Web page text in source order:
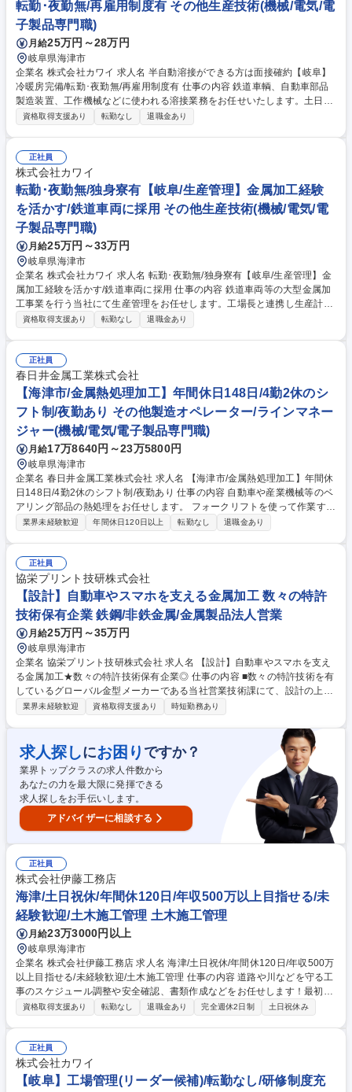
転勤･夜勤無/再雇用制度有 その他生産技術(機械/電気/電
子製品専門職)
月給25万円～28万円
岐阜県海津市
企業名 株式会社カワイ 求人名 半自動溶接ができる方は面接確約【岐阜】
冷暖房完備/転勤･夜勤無/再雇用制度有 仕事の内容 鉄道車輌、自動車部品
製造装置、工作機械などに使われる溶接業務をお任せいたします。土日休/
日勤のみ/転勤無/冷暖房完備で働きやすい環境です。再雇用制度が整って
で高い機密・水密性を要する溶接は他にはない仕事です。日本車輛製造
様、三菱重工様など大手メーカーが顧客。依頼に合わせて柔軟に対応し、
幅広い業務に関わることができます 【通勤可能エリア】海津市は愛知県と
隣接しており、稲沢市、一宮市、津島市から通勤している方がいらっしゃ
います（車で30分圏内） 募集職種 半自動溶接ができる方は面接確約【岐
阜】冷暖房完備/転勤･夜勤無/再雇用制度有
資格取得支援あり 転勤なし 退職金あり
正社員
株式会社カワイ
転勤･夜勤無/独身寮有【岐阜/生産管理】金属加工経験
を活かす/鉄道車両に採用 その他生産技術(機械/電気/電
子製品専門職)
月給25万円～33万円
岐阜県海津市
企業名 株式会社カワイ 求人名 転勤･夜勤無/独身寮有【岐阜/生産管理】金
属加工経験を活かす/鉄道車両に採用 仕事の内容 鉄道車両等の大型金属加
工事業を行う当社にて生産管理をお任せします。工場長と連携し生産計画
から工程最適化まで主導。型通りの管理に留まらず、司令塔としてあなた
の指導、工程の最適化 ■在庫管理および資材・部品調達の調整 ■生産品質
の維持向上、問題発生時の原因分析と対策 ■生産性向上のためのデータ分
析、報告書作成 ■営業や製造現場など各部門間の調整・連携 【入社後の流
れ】まずは先輩社員と一緒に業務を行い、当社の仕事の流れを学んでいた
だきます。 募集職種 転勤･夜勤無/独身寮有【岐阜/生産管理】金属加工経
験を活かす/鉄道車両に採用
資格取得支援あり 転勤なし 退職金あり
正社員
春日井金属工業株式会社
【海津市/金属熱処理加工】年間休日148日/4勤2休のシ
フト制/夜勤あり その他製造オペレーター/ラインマネー
ジャー(機械/電気/電子製品専門職)
月給17万8640円～23万5800円
岐阜県海津市
企業名 春日井金属工業株式会社 求人名 【海津市/金属熱処理加工】年間休
日148日/4勤2休のシフト制/夜勤あり 仕事の内容 自動車や産業機械等のベ
アリング部品の熱処理をお任せします。 フォークリフトを使って作業する
ため、重いものを持つことはありません。 【具体的には】工場での熱処理
(外部団体主催)を受講していただきます。※講習費用は会社負担(立て替え
払い/入社後清算) 【変更の範囲】変更なし 募集職種 【海津市/金属熱処理
加工】年間休日148日/4勤2休のシフト制/夜勤あり
業界未経験歓迎 年間休日120日以上 転勤なし 退職金あり
正社員
協栄プリント技研株式会社
【設計】自動車やスマホを支える金属加工 数々の特許
技術保有企業 鉄鋼/非鉄金属/金属製品法人営業
月給25万円～35万円
岐阜県海津市
企業名 協栄プリント技研株式会社 求人名 【設計】自動車やスマホを支え
る金属加工★数々の特許技術保有企業◎ 仕事の内容 ■数々の特許技術を有
しているグローバル金型メーカーである当社営業技術課にて、設計の上流
工程を担当いただきます。 （下流の設計業務についてはベテラン社員がサ
てどのような製品を製造するか決定し、その内容をもとに製造部門に依頼
をするための設計までを担っています。入社後は営業が商談にて受注した
製品を製造できるようにするための設計業務を担当いただきます。 ■設計
と営業要素のある業務も担当頂きますが、これまでのご経験やご希望に合
わせて設計業務の割合などを調整することも可能です。 募集職種 【設
計】自動車やスマホを支える金属加工★数々の特許技術保有企業◎
業界未経験歓迎 資格取得支援あり 時短勤務あり
求人探しにお困り ですか？
業界トップクラスの求人件数から
あなたの力を最大限に発揮できる
求人探しをお手伝いします。
アドバイザーに相談する
正社員
株式会社伊藤工務店
海津/土日祝休/年間休120日/年収500万以上目指せる/未
経験歓迎/土木施工管理 土木施工管理
月給23万3000円以上
岐阜県海津市
企業名 株式会社伊藤工務店 求人名 海津/土日祝休/年間休120日/年収500万
以上目指せる/未経験歓迎/土木施工管理 仕事の内容 道路や川などを守る工
事のスケジュール調整や安全確認、書類作成などをお任せします！最初は
先輩と一緒に行動し、仕事の進め方を見て学ぶところからスタート！ドロ
少しずつ覚えていける環境です。 ■ドローンを使った写真撮影などもお任
せしますが、操作は難しくないのでみんな未経験からすぐできるようにな
っています。 ■書類作成を専門で行うスタッフがいるため、現場の仕事に
資格取得支援あり 転勤なし 退職金あり 完全週休2日制 土日祝休み
正社員
株式会社カワイ
【岐阜】工場管理(リーダー候補)/転勤なし/研修制度充